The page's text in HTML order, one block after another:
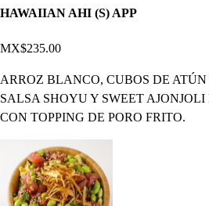
HAWAIIAN AHI (S) APP
MX$235.00
ARROZ BLANCO, CUBOS DE
SALSA SHOYU Y SWEET
CON TOPPING DE PORO FRITO.